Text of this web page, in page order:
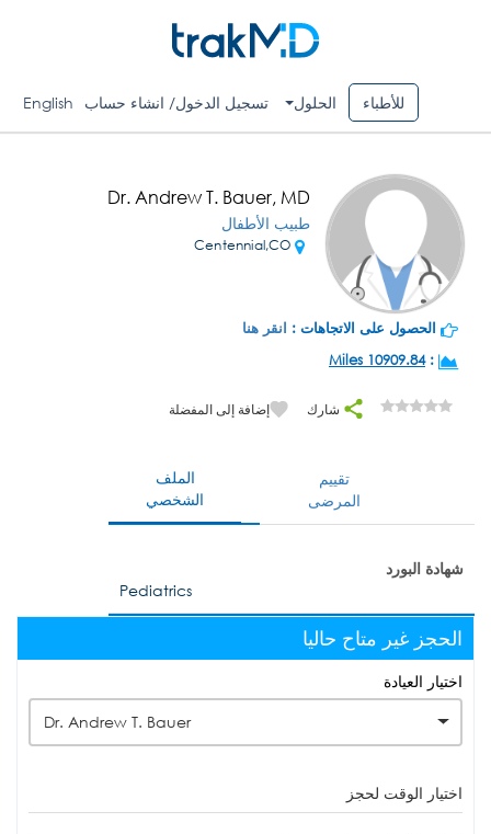
للأطباء الحلول تسجيل الدخول/ انشاء حساب English
Dr. Andrew T. Bauer, MD
طبيب الأطفال
الحصول على الاتجاهات : انقر هنا
:
10909.84 Miles
شارك إضافة إلى المفضلة
الملف
الشخصي
تقييم
المرضى
شهادة البورد
Pediatrics
الحجز غير متاح حاليا
اختيار العيادة
Dr. Andrew T. Bauer
اختيار الوقت لحجز